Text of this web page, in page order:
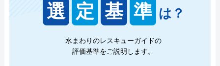
選 定 基 準 は？
水まわりのレスキューガイドの
評価基準をご説明します。